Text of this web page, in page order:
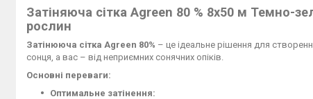
Затіняюча сітка Agreen 80 % 8х50 м Темно-
рослин
Затінююча сітка Agreen 80% – це ідеальне рішення для
сонця, а вас – від неприємних сонячних опіків.
Основні переваги:
Оптимальне затінення: